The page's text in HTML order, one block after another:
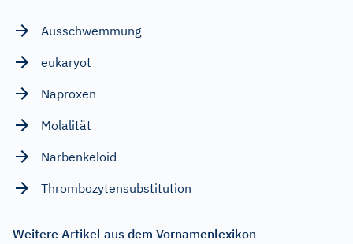
Ausschwemmung
eukaryot
Naproxen
Molalität
Narbenkeloid
Thrombozytensubstitution
Weitere Artikel aus dem Vornamenlexikon